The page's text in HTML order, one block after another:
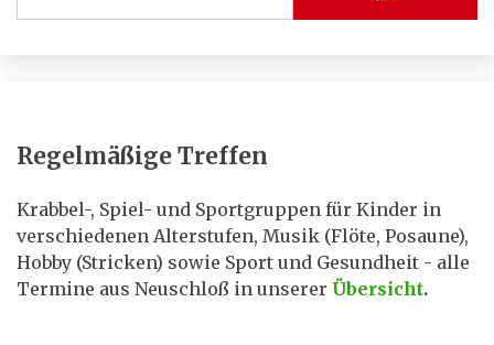
Regelmäßige Treffen
Krabbel-, Spiel- und Sportgruppen für Kinder in
verschiedenen Alterstufen, Musik (Flöte, Posaune),
Hobby (Stricken) sowie Sport und Gesundheit - alle
Termine aus Neuschloß in unserer Übersicht.